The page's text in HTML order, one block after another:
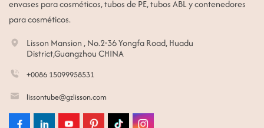
envases para cosméticos, tubos de PE, tubos ABL y contenedores
para cosméticos.
Lisson Mansion , No.2-36 Yongfa Road, Huadu
District,Guangzhou CHINA
+0086 15099958531
lissontube@gzlisson.com